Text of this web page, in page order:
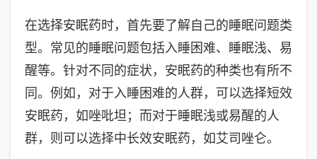
在选择安眠药时，首先要了解自己的睡眠问题类
型。常见的睡眠问题包括入睡困难、睡眠浅、易
醒等。针对不同的症状，安眠药的种类也有所不
同。例如，对于入睡困难的人群，可以选择短效
安眠药，如唑吡坦；而对于睡眠浅或易醒的人
群，则可以选择中长效安眠药，如艾司唑仑。